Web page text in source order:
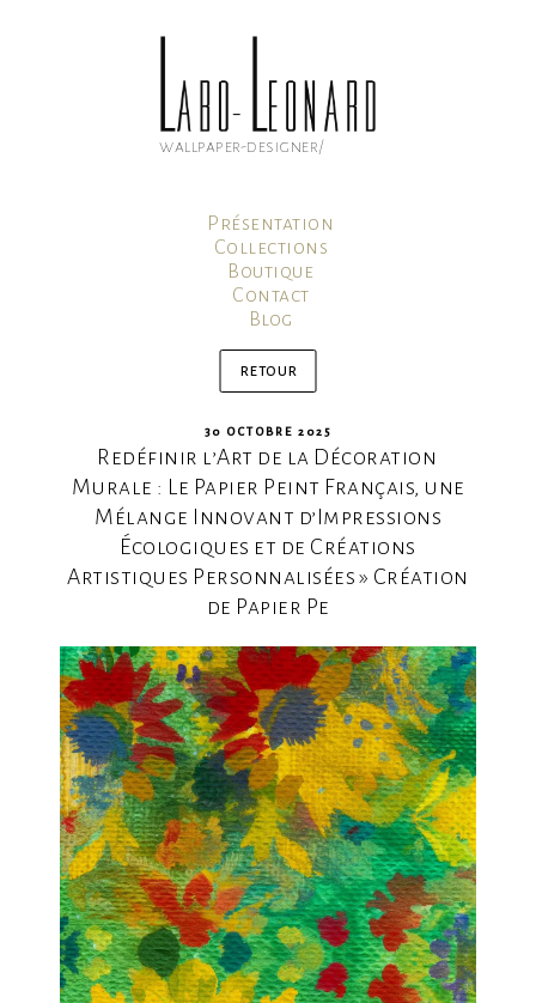
wallpaper-designer/
Présentation
Collections
Boutique
Contact
Blog
Panier
PUBLIÉ
LE
30 OCTOBRE 2025
Redéfinir l’Art de la Décoration
Murale : Le Papier Peint Français, une
Mélange Innovant d’Impressions
Écologiques et de Créations
Artistiques Personnalisées » Création
de Papier Pe
retour